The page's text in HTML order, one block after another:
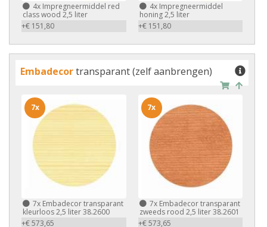
4x Impregneermiddel red
class wood 2,5 liter
+€ 151,80
4xImpregneermiddel
honing 2,5 liter
+€ 151,80
Embadecortransparant (zelf aanbrengen)
7x Embadecor transparant
kleurloos 2,5 liter 38.2600
+€ 573,65
7x
7xEmbadecor transparant
zweeds rood 2,5 liter 38.2601
+€ 573,65
7x